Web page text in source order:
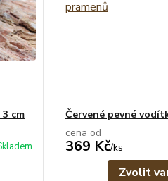
cm
Červené pevné
cena od
369 Kč/ks
Zvolit